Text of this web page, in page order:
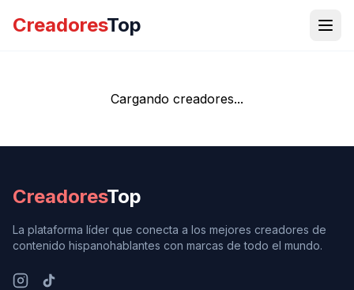
CreadoresTop
Cargando creadores...
CreadoresTop
La plataforma líder que conecta a los mejores creadores de
contenido hispanohablantes con marcas de todo el mundo.